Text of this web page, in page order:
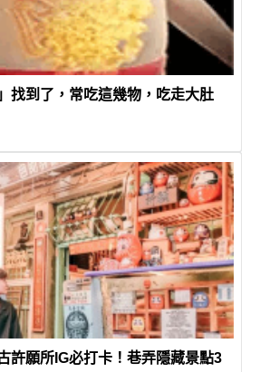
找到了，常吃這幾物，吃走大肚
許願所IG必打卡！巷弄隱藏景點3